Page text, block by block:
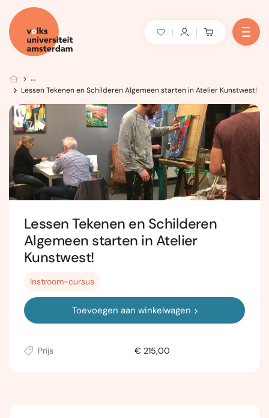
Lessen Tekenen en Schilderen Algemeen starten in Atelier Kunstwest!
Lessen Tekenen en Schilderen
Algemeen starten in Atelier
Kunstwest!
Instroom-cursus
Toevoegen aan winkelwagen
Prijs € 215,00